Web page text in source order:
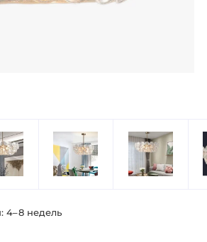
4–8 недель